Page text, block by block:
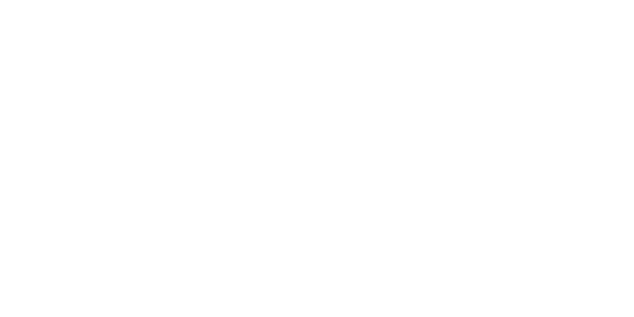
podemos tirar para delante y trabajamos con ilusión
del Granada CF
de 420 millones por el club
el ataque nervionense
de un inválido Consejo
antes del cierre
con el Genoa
campo sevillista
Salónica
nuevo portero y el Getafe mueve ficha... Las últimas novedades del mercado de La Liga